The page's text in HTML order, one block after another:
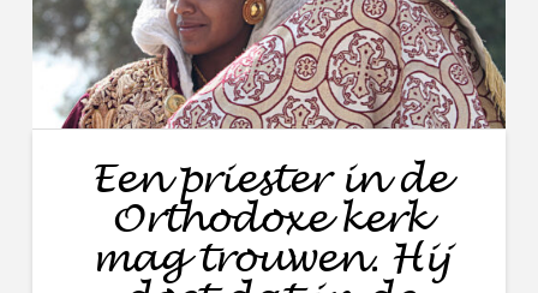
Een priester in de
Orthodoxe kerk
mag trouwen. Hij